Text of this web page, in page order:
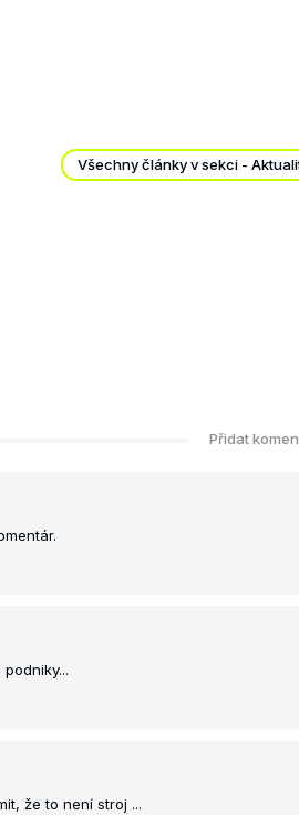
Všechny články v sekci -
Přidat
že to není stroj ...